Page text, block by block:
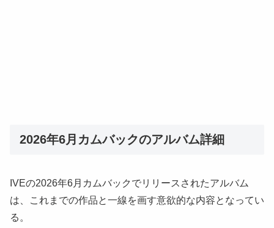
2026年6月カムバックのアルバム詳細
IVEの2026年6月カムバックでリリースされたアルバム
は、これまでの作品と一線を画す意欲的な内容となってい
る。